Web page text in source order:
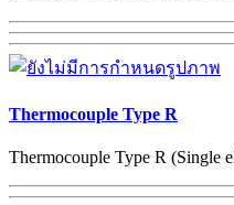
Thermocouple Type R
Thermocouple Type R (Single